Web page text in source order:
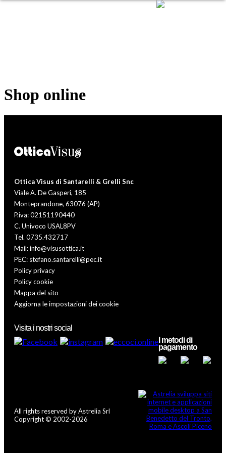
Shop online
Ottica Visus di Santarelli & Grelli Snc
Viale A. De Gasperi, 185
Monteprandone, 63076 (AP)
P.iva: 02151190440
C. Univoco USAL8PV
Tel. 0735.432717
Mail: info@visusottica.it
PEC: stefano.santarelli@pec.it
Policy privacy
Policy cookie
Mappa del sito
Aggiorna le impostazioni dei cookie
Visita i nostri social
I metodi di
pagamento
All rights reserved by Astrelia Srl
Copyright © 2002-2026